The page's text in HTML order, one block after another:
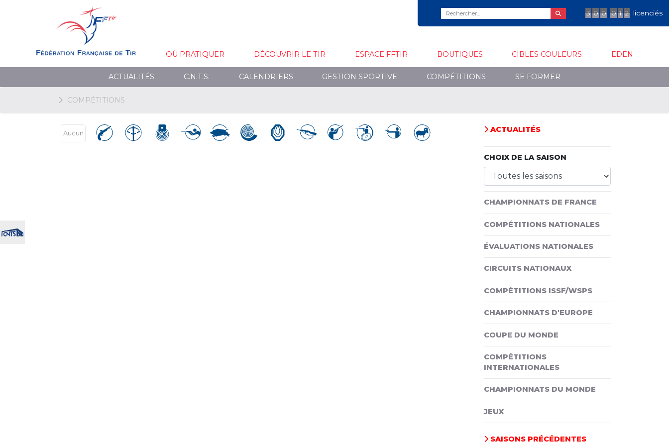
3 0 0 0 1 2 licenciés
OÙ PRATIQUER DÉCOUVRIR LE TIR ESPACE FFTIR BOUTIQUES CIBLES COULEURS EDEN
ACTUALITÉS C.N.T.S. CALENDRIERS GESTION SPORTIVE COMPÉTITIONS SE FORMER
COMPÉTITIONS
Aucun ACTUALITÉS
CHOIX DE LA SAISON
CHAMPIONNATS DE FRANCE
COMPÉTITIONS NATIONALES
ÉVALUATIONS NATIONALES
CIRCUITS NATIONAUX
COMPÉTITIONS ISSF/WSPS
CHAMPIONNATS D'EUROPE
COUPE DU MONDE
COMPÉTITIONS
INTERNATIONALES
CHAMPIONNATS DU MONDE
JEUX
SAISONS PRÉCÉDENTES